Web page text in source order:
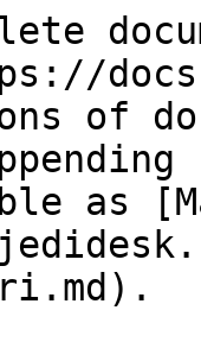
of
as